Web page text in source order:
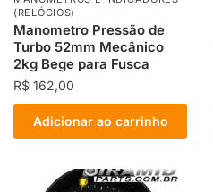
(RELÓGIOS)
Manometro Pressão de
Turbo 52mm Mecânico
2kg Bege para Fusca
R$ 162,00
Adicionar ao carrinho